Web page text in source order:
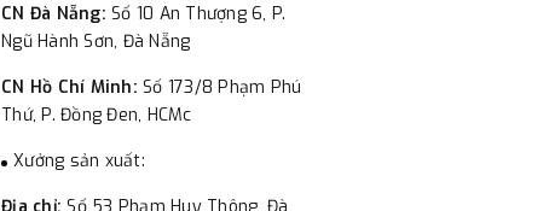
CN Đà Nẵng: Số 10 An Thượng 6, P.
Ngũ Hành Sơn, Đà Nẵng
CN Hồ Chí Minh: Số 173/8 Phạm Phú
Thứ, P. Đồng Đen, HCMc
Xưởng sản xuất: